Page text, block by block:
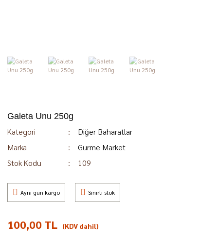
Galeta Unu 250g
Kategori
Diğer Baharatlar
Marka
Gurme Market
Stok Kodu
109
Aynı gün kargo Sınırlı stok
100,00 TL (KDV dahil)